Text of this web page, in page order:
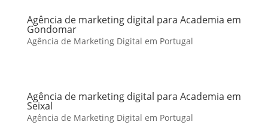
Agência de marketing digital para Academia em
Gondomar
Agência de Marketing Digital em Portugal
Agência de marketing digital para Academia em
Seixal
Agência de Marketing Digital em Portugal